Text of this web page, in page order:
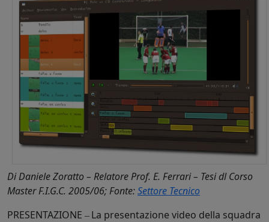
Di Daniele Zoratto – Relatore Prof. E. Ferrari – Tesi dl Corso
Master F.I.G.C. 2005/06; Fonte:Settore Tecnico
PRESENTAZIONE – La presentazione video della squadra